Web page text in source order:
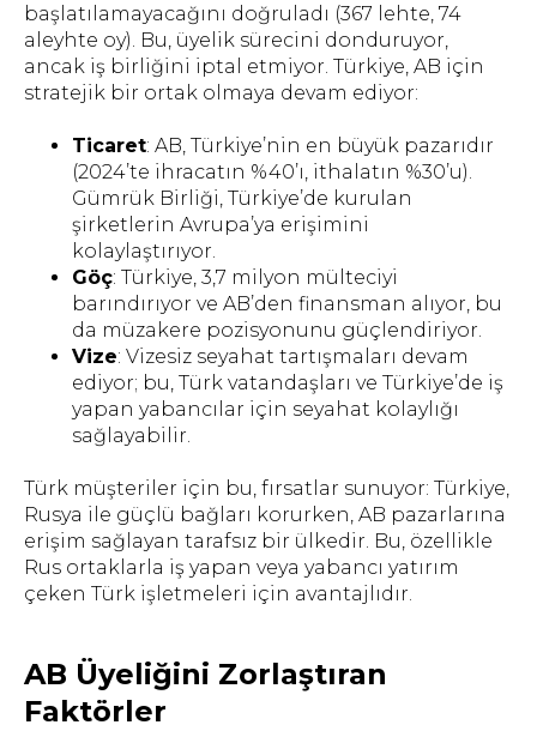
başlatılamayacağını doğruladı (367 lehte, 74
aleyhte oy). Bu, üyelik sürecini donduruyor,
ancak iş birliğini iptal etmiyor. Türkiye, AB için
stratejik bir ortak olmaya devam ediyor:
Ticaret: AB, Türkiye’nin en büyük pazarıdır
(2024’te ihracatın %40’ı, ithalatın %30’u).
Gümrük Birliği, Türkiye’de kurulan
şirketlerin Avrupa’ya erişimini
kolaylaştırıyor.
Göç: Türkiye, 3,7 milyon mülteciyi
barındırıyor ve AB’den finansman alıyor, bu
da müzakere pozisyonunu güçlendiriyor.
Vize: Vizesiz seyahat tartışmaları devam
ediyor; bu, Türk vatandaşları ve Türkiye’de iş
yapan yabancılar için seyahat kolaylığı
sağlayabilir.
Türk müşteriler için bu, fırsatlar sunuyor: Türkiye,
Rusya ile güçlü bağları korurken, AB pazarlarına
erişim sağlayan tarafsız bir ülkedir. Bu, özellikle
Rus ortaklarla iş yapan veya yabancı yatırım
çeken Türk işletmeleri için avantajlıdır.
AB Üyeliğini Zorlaştıran
Faktörler